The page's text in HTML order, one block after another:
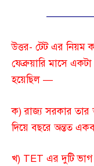
উত্তর- টেট এর নিয়ম
ফেব্রুয়ারি মাসে
হয়েছিল —
ক) রাজ্য সরকার
দিয়ে বছরে অন্তত
খ) TET এর দুটি